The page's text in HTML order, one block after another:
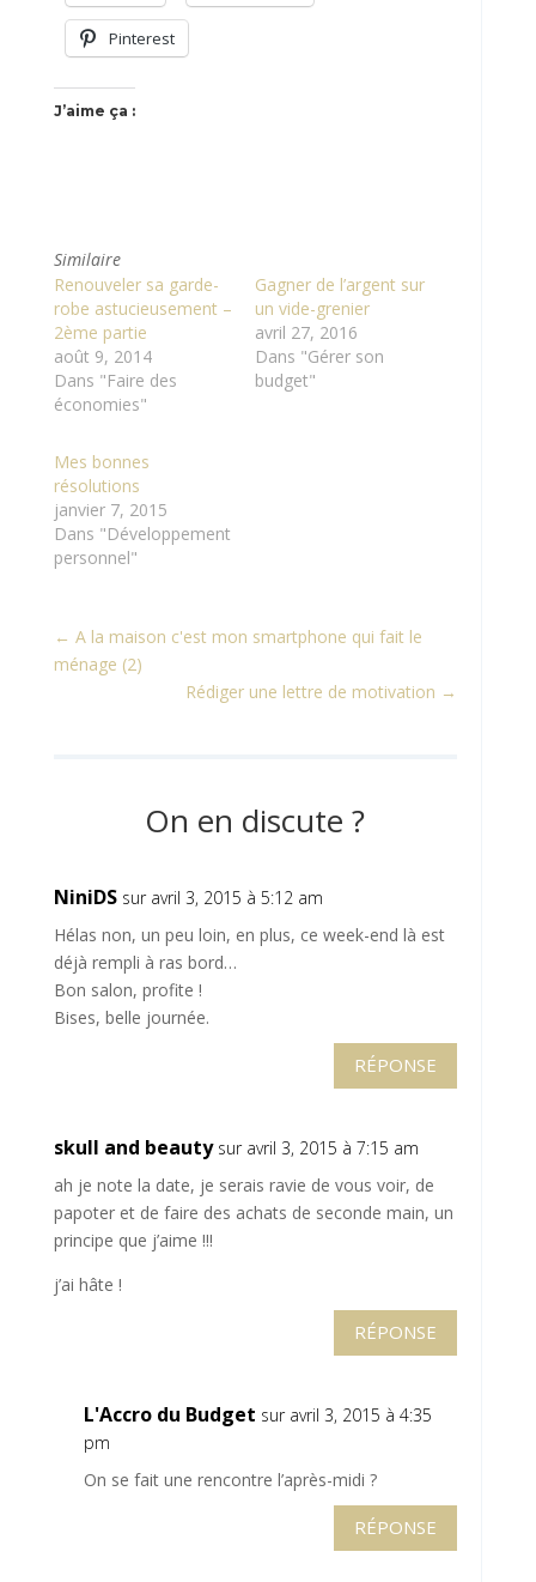
Pinterest
J’aime ça :
Similaire
Renouveler sa garde-
robe astucieusement –
2ème partie
août 9, 2014
Dans "Faire des
économies"
Gagner de l’argent sur
un vide-grenier
avril 27, 2016
Dans "Gérer son
budget"
Mes bonnes
résolutions
janvier 7, 2015
Dans "Développement
personnel"
← A la maison c'est mon smartphone qui fait le
ménage (2)
Rédiger une lettre de motivation →
On en discute ?
NiniDS sur avril 3, 2015 à 5:12 am
Hélas non, un peu loin, en plus, ce week-end là est
déjà rempli à ras bord…
Bon salon, profite !
Bises, belle journée.
RÉPONSE
skull and beauty sur avril 3, 2015 à 7:15 am
ah je note la date, je serais ravie de vous voir, de
papoter et de faire des achats de seconde main, un
principe que j’aime !!!
j’ai hâte !
RÉPONSE
L'Accro du Budget sur avril 3, 2015 à 4:35
pm
On se fait une rencontre l’après-midi ?
RÉPONSE